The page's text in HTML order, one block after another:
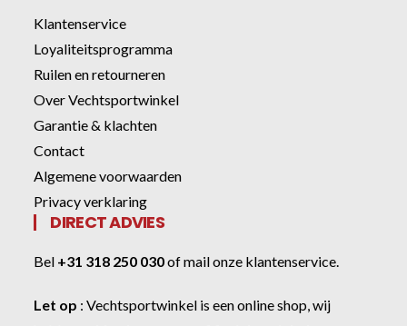
Klantenservice
Loyaliteitsprogramma
Ruilen en retourneren
Over Vechtsportwinkel
Garantie & klachten
Contact
Algemene voorwaarden
Privacy verklaring
DIRECT ADVIES
Bel +31 318 250 030ofmail onze klantenservice
Let op :Vechtsportwinkel is een online shop, wij